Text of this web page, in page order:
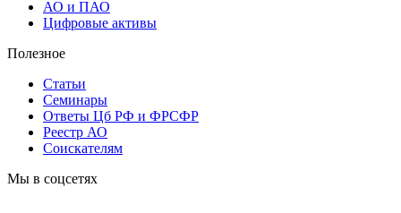
АО и ПАО
Цифровые активы
Полезное
Статьи
Cеминары
Ответы Цб РФ и ФРСФР
Реестр АО
Соискателям
Мы в соцсетях